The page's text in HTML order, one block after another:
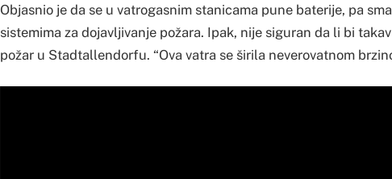
Objasnio je da se u vatrogasnim stanicama pune baterije, pa
sistemima za dojavljivanje požara. Ipak, nije siguran da li bi
požar u Stadtallendorfu. “Ova vatra se širila neverovatnom